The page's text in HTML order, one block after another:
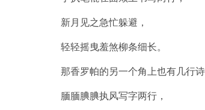
新月见之急忙躲避，
轻轻摇曳羞煞柳条细长。
那香罗帕的另一个角上也有几行诗
腼腼腆腆执风写字两行，